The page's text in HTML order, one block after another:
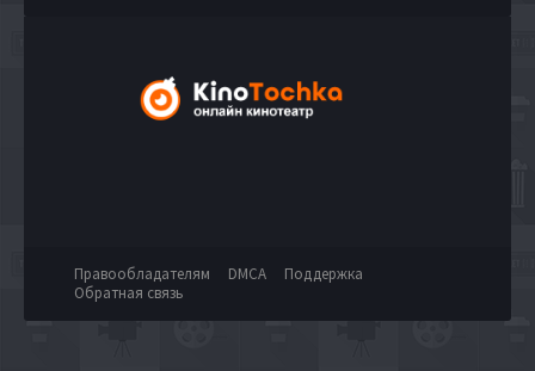
Правообладателям DMCA
Поддержка
Обратная связь